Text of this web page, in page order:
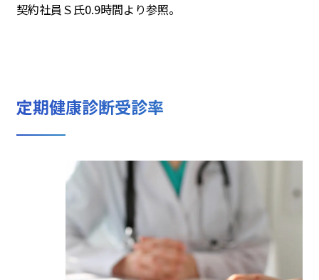
契約社員Ｓ氏0.9時間より参照。
定期健康診断受診率